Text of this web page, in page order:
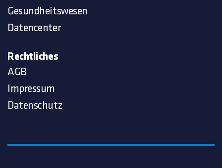
Gesundheitswesen
Datencenter
Rechtliches
AGB
Impressum
Datenschutz